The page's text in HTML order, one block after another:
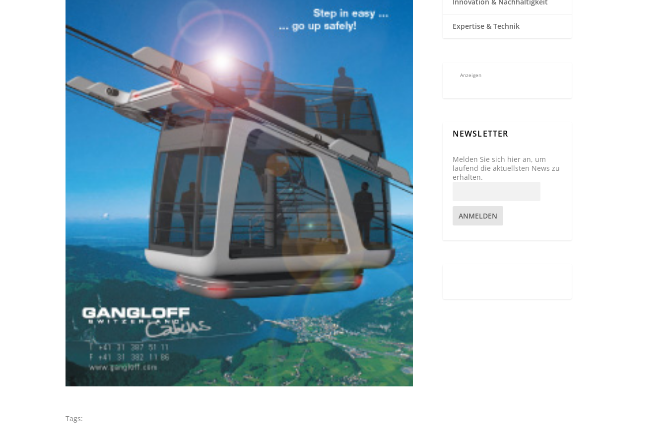
Tags:
Expertise & Technik
Anzeigen
NEWSLETTER
Melden Sie sich hier an, um
laufend die aktuellsten News zu
erhalten.
ANMELDEN